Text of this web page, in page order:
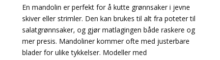
En mandolin er perfekt for å kutte grønnsaker i jevne
skiver eller strimler. Den kan brukes til alt fra poteter til
salatgrønnsaker, og gjør matlagingen både raskere og
mer presis. Mandoliner kommer ofte med justerbare
blader for ulike tykkelser. Modeller med